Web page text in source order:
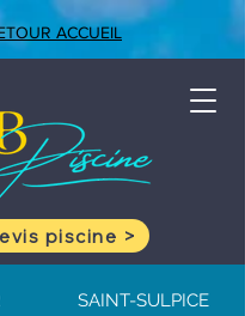
piscine >
SAINT-SULPICE
ACCUEIL